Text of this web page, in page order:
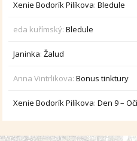
Xenie Bodorík Pilíkova:Bledule
eda kuřímský:Bledule
Janinka:Žalud
Anna Vintrlikova:Bonus tinktury
Xenie Bodorík Pilíkova:Den 9 –